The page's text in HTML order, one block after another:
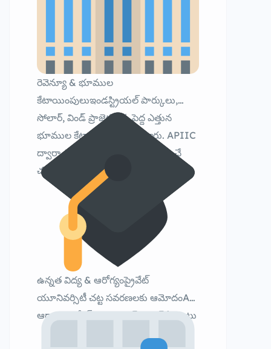
రెవెన్యూ & భూముల
కేటాయింపులుఇండస్ట్రియల్ పార్కులు,
సోలార్, విండ్ ప్రాజెక్టులకు పెద్ద ఎత్తున
భూముల కేటాయింపులు చేపట్టారు. APIIC
ద్వారా పారిశ్రామిక అభివృద్ధికి వేగం పెంచే
చర్యలు తీసుకున్నారు.
ఉన్నత విద్య & ఆరోగ్యంప్రైవేట్
యూనివర్సిటీ చట్ట సవరణలకు ఆమోదంAI
ఆధారిత డిసీజ్ మానిటరింగ్ సెంటర్ ఏర్పాటు